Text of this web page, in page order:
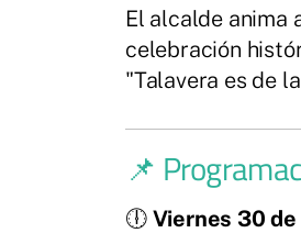
El alcalde anima
celebración
"Talavera es de
📌
🕕 Viernes 30 de